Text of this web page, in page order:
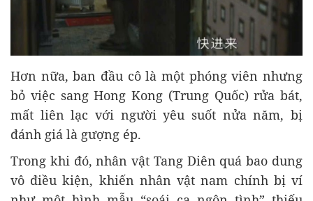
Hơn nữa, ban đầu cô là một phóng viên nhưng
bỏ việc sang Hong Kong (Trung Quốc) rửa bát,
mất liên lạc với người yêu suốt nửa năm, bị
đánh giá là gượng ép.
Trong khi đó, nhân vật Tang Diên quá bao dung
vô điều kiện, khiến nhân vật nam chính bị ví